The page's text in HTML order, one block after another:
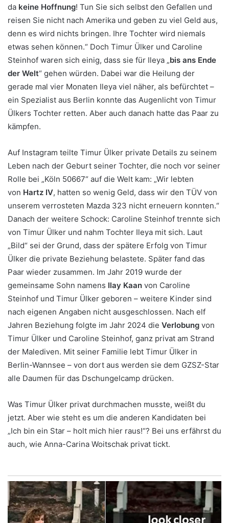
da keine Hoffnung! Tun Sie sich selbst den Gefallen und
reisen Sie nicht nach Amerika und geben zu viel Geld aus,
denn es wird nichts bringen. Ihre Tochter wird niemals
etwas sehen können.“ Doch Timur Ülker und Caroline
Steinhof waren sich einig, dass sie für Ileya „bis ans Ende
der Welt“ gehen würden. Dabei war die Heilung der
gerade mal vier Monaten Ileya viel näher, als befürchtet –
ein Spezialist aus Berlin konnte das Augenlicht von Timur
Ülkers Tochter retten. Aber auch danach hatte das Paar zu
kämpfen.
Auf Instagram teilte Timur Ülker private Details zu seinem
Leben nach der Geburt seiner Tochter, die noch vor seiner
Rolle bei „Köln 50667“ auf die Welt kam: „Wir lebten
von Hartz IV, hatten so wenig Geld, dass wir den TÜV von
unserem verrosteten Mazda 323 nicht erneuern konnten.“
Danach der weitere Schock: Caroline Steinhof trennte sich
von Timur Ülker und nahm Tochter Ileya mit sich. Laut
„Bild“ sei der Grund, dass der spätere Erfolg von Timur
Ülker die private Beziehung belastete. Später fand das
Paar wieder zusammen. Im Jahr 2019 wurde der
gemeinsame Sohn namens Ilay Kaan von Caroline
Steinhof und Timur Ülker geboren – weitere Kinder sind
nach eigenen Angaben nicht ausgeschlossen. Nach elf
Jahren Beziehung folgte im Jahr 2024 die Verlobung von
Timur Ülker und Caroline Steinhof, ganz privat am Strand
der Malediven. Mit seiner Familie lebt Timur Ülker in
Berlin-Wannsee – von dort aus werden sie dem GZSZ-Star
alle Daumen für das Dschungelcamp drücken.
Was Timur Ülker privat durchmachen musste, weißt du
jetzt. Aber wie steht es um die anderen Kandidaten bei
„Ich bin ein Star – holt mich hier raus!“? Bei uns erfährst du
auch, wie Anna-Carina Woitschak privat tickt.